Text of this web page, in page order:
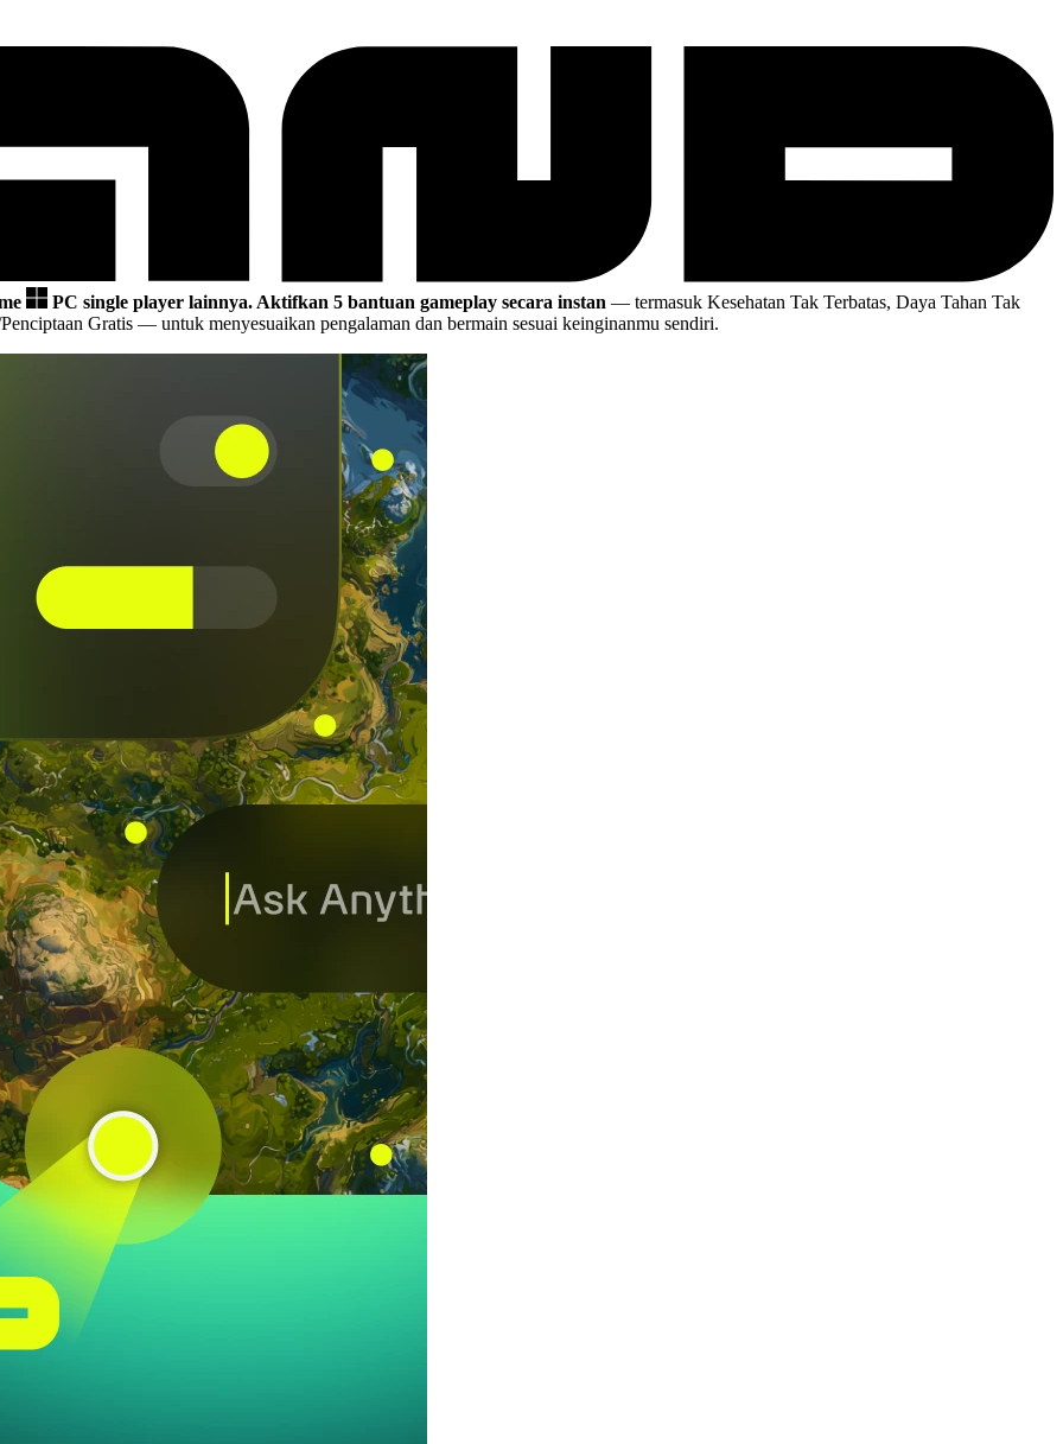
PC single player lainnya. Aktifkan 5 bantuan gameplay secara instan — termasuk Kesehatan Tak Terbatas, Daya Tahan Tak
Gratis — untuk menyesuaikan pengalaman dan bermain sesuai keinginanmu sendiri.